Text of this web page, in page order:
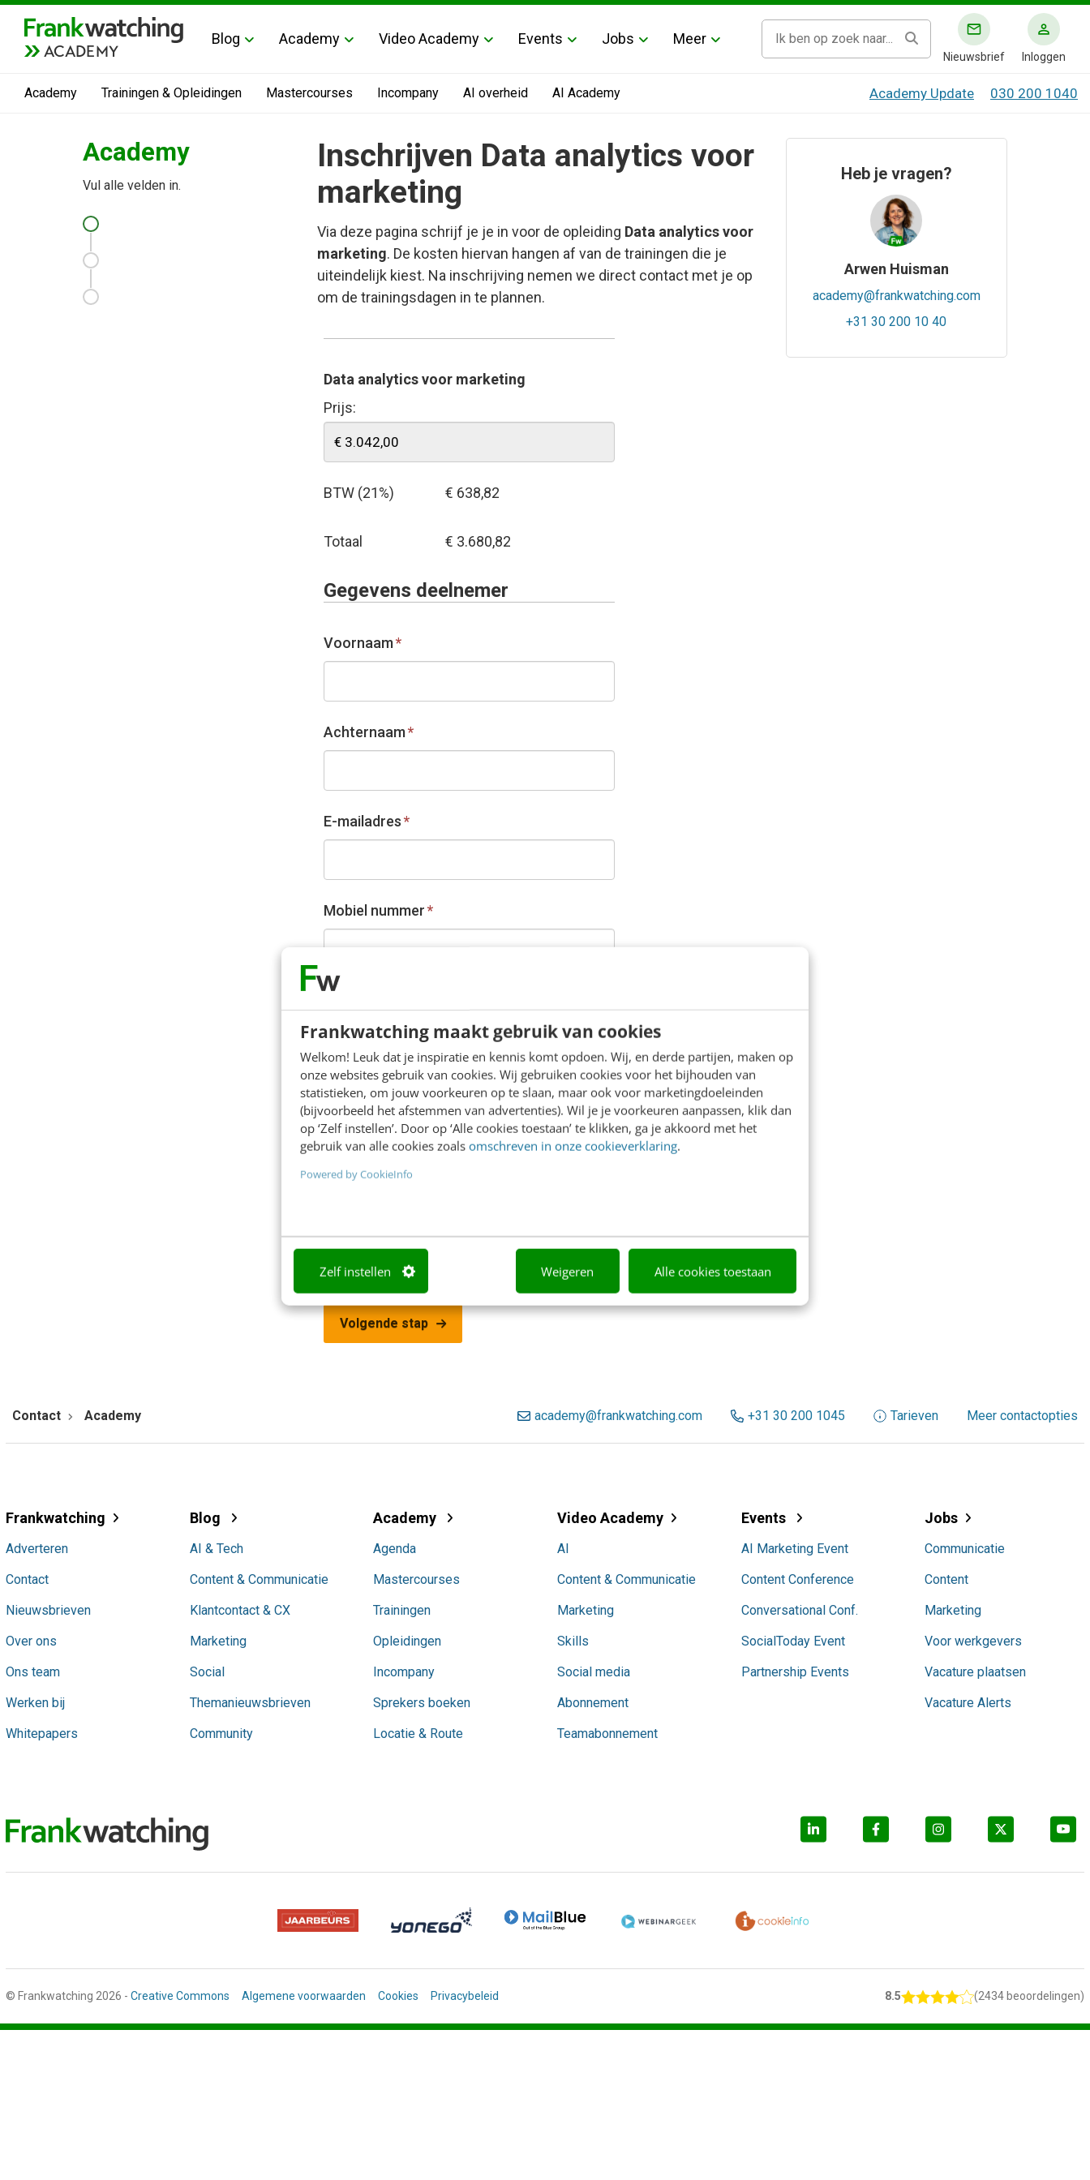
Frankwatching maakt gebruik van cookies
Welkom! Leuk dat je inspiratie en kennis komt opdoen. Wij, en derde partijen, maken op
onze websites gebruik van cookies. Wij gebruiken cookies voor het bijhouden van
statistieken, om jouw voorkeuren op te slaan, maar ook voor marketingdoeleinden
(bijvoorbeeld het afstemmen van advertenties). Wil je je voorkeuren aanpassen, klik dan
op ‘Zelf instellen’. Door op ‘Alle cookies toestaan’ te klikken, ga je akkoord met het
gebruik van alle cookies zoals omschreven in onze cookieverklaring.
Powered by CookieInfo
Zelf instellen Weigeren Alle cookies toestaan
ACADEMY
Blog Academy Video Academy Events Jobs Meer
Nieuwsbrief Inloggen
Academy Trainingen & Opleidingen Mastercourses Incompany AI overheid AI Academy Academy Update 030 200 1040
Academy
Vul alle velden in.
Inschrijven Data analytics voor
marketing
Via deze pagina schrijf je je in voor de opleiding Data analytics voor
marketing. De kosten hiervan hangen af van de trainingen die je
uiteindelijk kiest. Na inschrijving nemen we direct contact met je op
om de trainingsdagen in te plannen.
Data analytics voor marketing
Prijs:
BTW (21%) € 638,82
Totaal € 3.680,82
Gegevens deelnemer
Voornaam*
Achternaam*
E-mailadres*
Mobiel nummer*
Graag invullen i.v.m. bereikbaarheid op
Functie *
Selecteer...
Organisatie
Volgende stap
Heb je vragen?
Arwen Huisman
academy@frankwatching.com
+31 30 200 10 40
Contact Academy academy@frankwatching.com +31 30 200 1045 Tarieven Meer contactopties
Frankwatching
Adverteren
Contact
Nieuwsbrieven
Over ons
Ons team
Werken bij
Whitepapers
Blog
AI & Tech
Content & Communicatie
Klantcontact & CX
Marketing
Social
Themanieuwsbrieven
Community
Academy
Agenda
Mastercourses
Trainingen
Opleidingen
Incompany
Sprekers boeken
Locatie & Route
Video Academy
AI
Content & Communicatie
Marketing
Skills
Social media
Abonnement
Teamabonnement
Events
AI Marketing Event
Content Conference
Conversational Conf.
SocialToday Event
Partnership Events
Jobs
Communicatie
Content
Marketing
Voor werkgevers
Vacature plaatsen
Vacature Alerts
© Frankwatching 2026 - Creative Commons Algemene voorwaarden Cookies Privacybeleid 8.5 (2434 beoordelingen)